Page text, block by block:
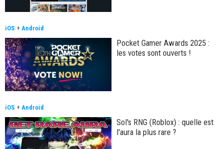
iOS + Android
Pocket Gamer Awards 2025 :
les votes sont ouverts !
iOS + Android
Sol's RNG (Roblox) : quelle est
l'aura la plus rare ?